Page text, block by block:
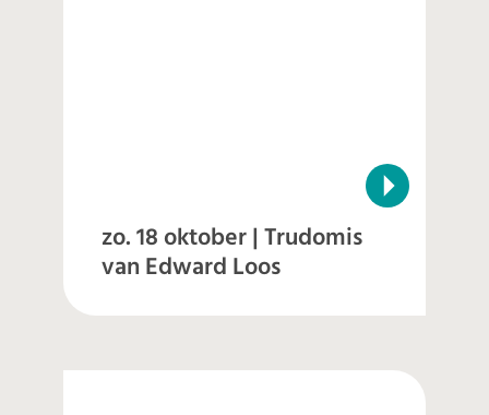
zo. 18 oktober | Trudomis
van Edward Loos